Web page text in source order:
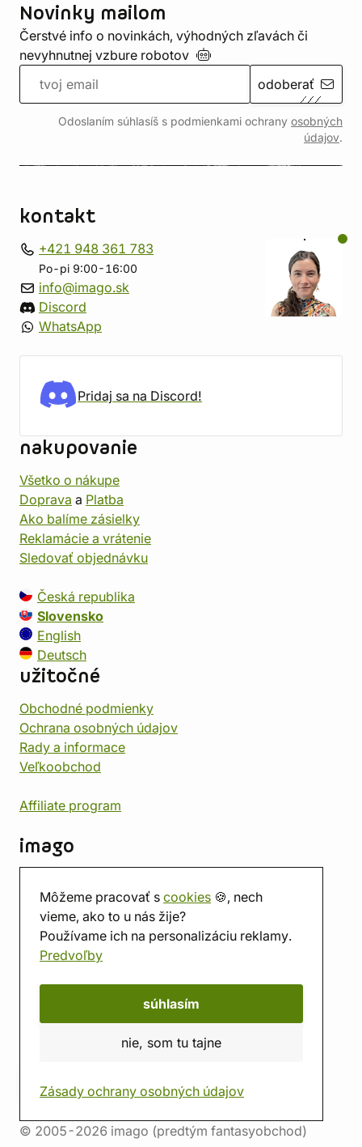
Môžeme pracovať s cookies 🍪, nech
vieme, ako to u nás žije?
Používame ich na personalizáciu reklamy.
Predvoľby
súhlasím
nie, som tu tajne
Zásady ochrany osobných údajov
Novinky mailom
Čerstvé info o novinkách, výhodných zľavách či
nevyhnutnej vzbure robotov
odoberať
Odoslaním súhlasíš s podmienkami ochrany osobných
údajov.
kontakt
+421 948 361 783
Po-pi 9:00-16:00
info@imago.sk
Discord
WhatsApp
Pridaj sa na Discord!
nakupovanie
Všetko o nákupe
Doprava a Platba
Ako balíme zásielky
Reklamácie a vrátenie
Sledovať objednávku
Česká republika
Slovensko
English
Deutsch
užitočné
Obchodné podmienky
Ochrana osobných údajov
Rady a informace
Veľkoobchod
Affiliate program
imago
Predajňa
Herňa
O nás
Hodnotenie obchodu
© 2005-2026 imago (predtým fantasyobchod)